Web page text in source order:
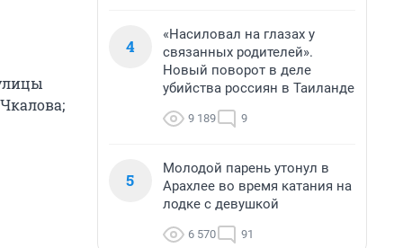
4
«Насиловал на глазах у
связанных родителей».
Новый поворот в деле
убийства россиян в Таиланде
9 189 9
5
Молодой парень утонул в
Арахлее во время катания на
лодке с девушкой
6 570 91